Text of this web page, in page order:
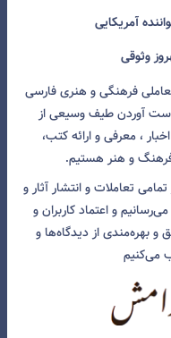
آمریکایی
وثوقی
فرهنگی و هنری فارسی
آوردن طیف وسیعی از
، معرفی و ارائه کتب،
فرهنگ و هنر هستیم.
تعاملات و انتشار آثار و
و اعتماد کاربران و
بهره‌مندی از دیدگاه‌ها و
می‌کنیم